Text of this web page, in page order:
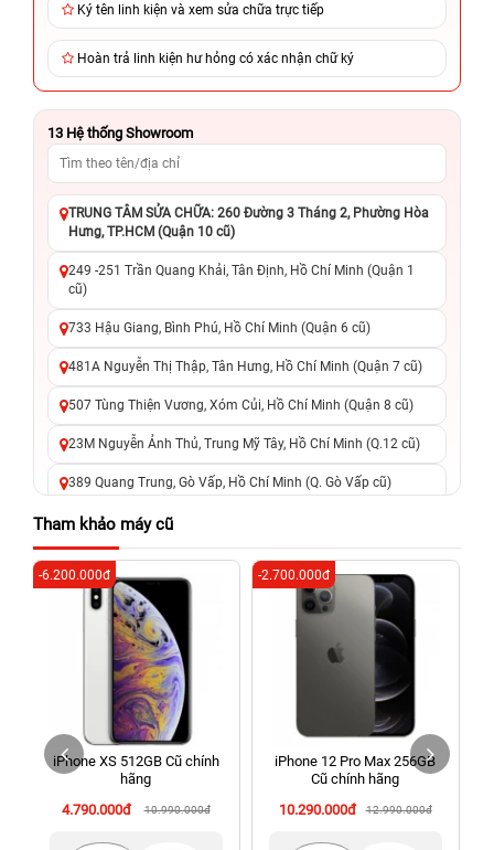
Ký tên linh kiện và xem sửa chữa trực tiếp
Hoàn trả linh kiện hư hỏng có xác nhận chữ ký
13 Hệ thống Showroom
TRUNG TÂM SỬA CHỮA: 260 Đường 3 Tháng 2, Phường Hòa
Hưng, TP.HCM (Quận 10 cũ)
249 -251 Trần Quang Khải, Tân Định, Hồ Chí Minh (Quận 1
cũ)
733 Hậu Giang, Bình Phú, Hồ Chí Minh (Quận 6 cũ)
481A Nguyễn Thị Thập, Tân Hưng, Hồ Chí Minh (Quận 7 cũ)
507 Tùng Thiện Vương, Xóm Củi, Hồ Chí Minh (Quận 8 cũ)
23M Nguyễn Ảnh Thủ, Trung Mỹ Tây, Hồ Chí Minh (Q.12 cũ)
389 Quang Trung, Gò Vấp, Hồ Chí Minh (Q. Gò Vấp cũ)
625 - 625A Âu Cơ, Tân Phú, Hồ Chí Minh (Quận Tân Phú cũ)
326 Lê Văn Việt, Tăng Nhơn Phú, Hồ Chí Minh (Q.9 TP. Thủ
Đức cũ)
256 Võ Văn Ngân, Thủ Đức, Hồ Chí Minh (Bình Thọ, TP. Thủ
Đức Cũ)
70 Nguyễn An Ninh, Dĩ An, Hồ Chí Minh (Bình Dương Cũ)
24h Vũng Tàu: 162A Ba Cu, Vũng Tàu, Hồ Chí Minh (TP. Vũng
Tàu cũ)
198 Hoàng Văn Thụ, Tân Sơn Nhất, Hồ Chí Minh (Tân Bình
Tham khảo máy cũ
iPhone XS 512GB Cũ chính
hãng
4.790.000đ
10.990.000đ
-6.200.000đ
iPhone 12 Pro Max 256GB
Cũ chính hãng
10.290.000đ
12.990.000đ
-2.700.000đ